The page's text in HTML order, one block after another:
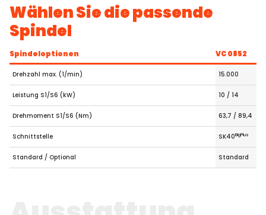
Wählen Sie die passende
Spindel
Spindeloptionen VC 0852
Drehzahl max. (1/min) 15.000
Leistung S1/S6 (kW) 10 / 14
Drehmoment S1/S6 (Nm) 63,7 / 89,4
Schnittstelle SK40BigPlus
Standard / Optional Standard